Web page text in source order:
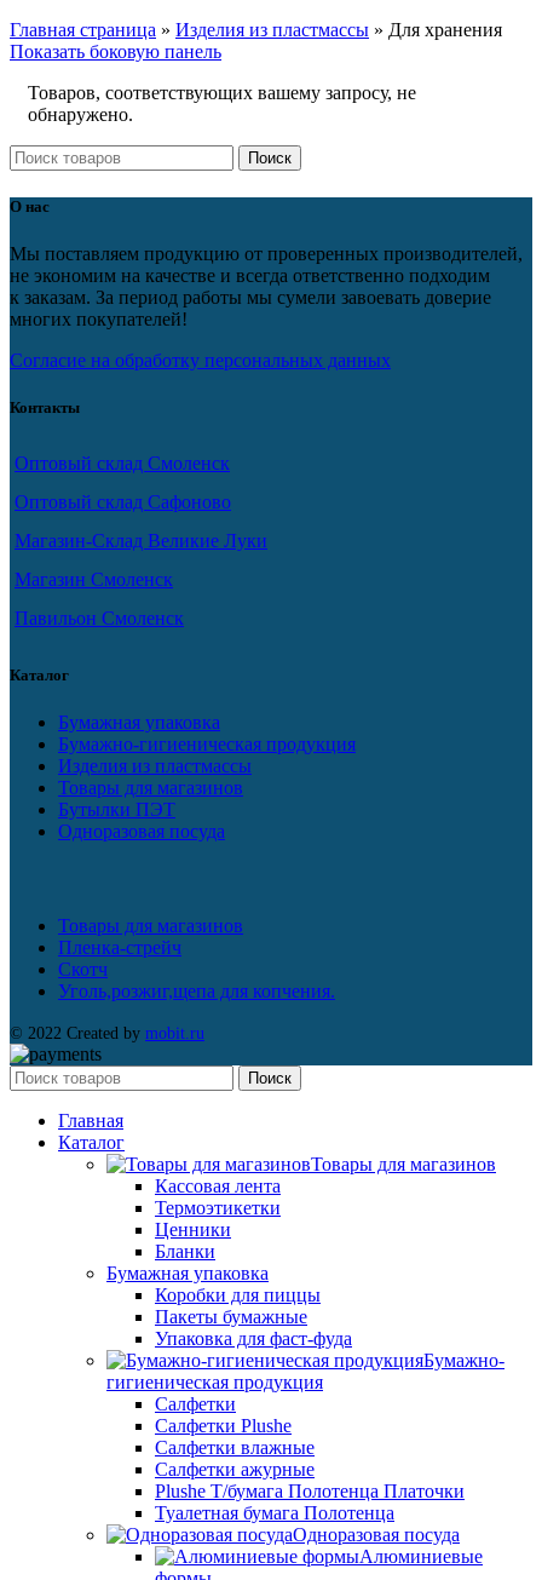
Главная страница » Изделия из пластмассы » Для хранения
Показать боковую панель
Товаров, соответствующих вашему запросу, не
обнаружено.
Поиск
О нас
Мы поставляем продукцию от проверенных производителей,
не экономим на качестве и всегда ответственно подходим
к заказам. За период работы мы сумели завоевать доверие
многих покупателей!
Согласие на обработку персональных данных
Контакты
Оптовый склад Смоленск
Оптовый склад Сафоново
Магазин-Склад Великие Луки
Магазин Смоленск
Павильон Смоленск
Каталог
Бумажная упаковка
Бумажно-гигиеническая продукция
Изделия из пластмассы
Товары для магазинов
Бутылки ПЭТ
Одноразовая посуда
Товары для магазинов
Пленка-стрейч
Скотч
Уголь,розжиг,щепа для копчения.
© 2022 Created by mobit.ru
Поиск
Главная
Каталог
Товары для магазинов
Кассовая лента
Термоэтикетки
Ценники
Бланки
Бумажная упаковка
Коробки для пиццы
Пакеты бумажные
Упаковка для фаст-фуда
Бумажно-
гигиеническая продукция
Салфетки
Салфетки Plushe
Салфетки влажные
Салфетки ажурные
Plushe Т/бумага Полотенца Платочки
Туалетная бумага Полотенца
Одноразовая посуда
Алюминиевые